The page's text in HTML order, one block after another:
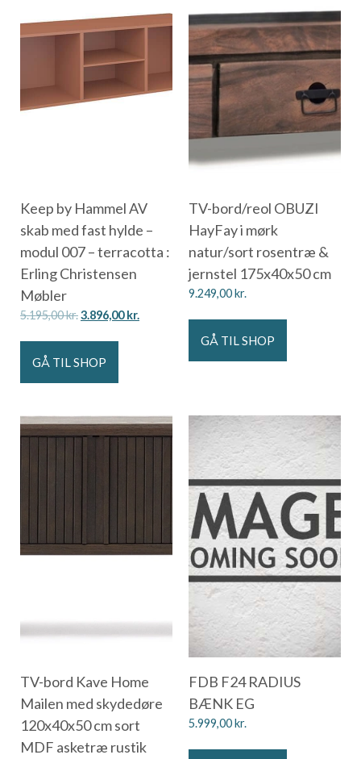
Keep by Hammel AV
skab med fast hylde –
modul 007 – terracotta :
Erling Christensen
Møbler
5.195,00kr.3.896,00kr.
GÅ TIL SHOP
TV-bord/reol OBUZI
HayFay i mørk
natur/sort rosentræ &
jernstel 175x40x50 cm
9.249,00kr.
GÅ TIL SHOP
TV-bord Kave Home
Mailen med skydedøre
120x40x50 cm sort
MDF asketræ rustik
FDB F24 RADIUS
BÆNK EG
5.999,00kr.